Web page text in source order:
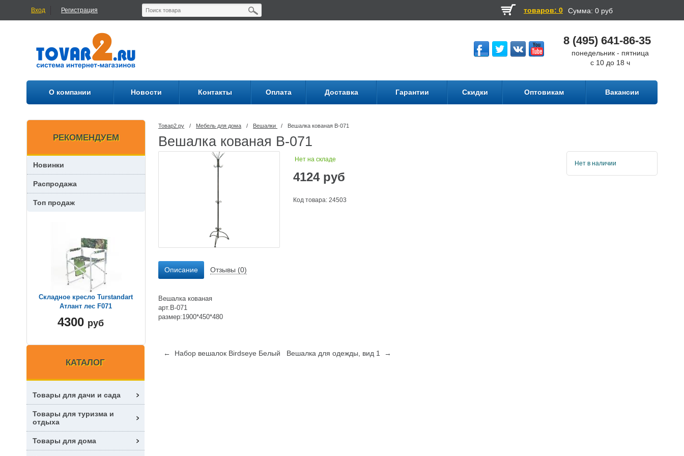
Вход Регистрация товаров: 0 Сумма: 0 руб
8 (495) 641-86-35
понедельник - пятница
с 10 до 18 ч
О компании Новости Контакты Оплата Доставка Гарантии Скидки Оптовикам Вакансии
Товар2.ру / Мебель для дома / Вешалки / Вешалка кованая В-071
Вешалка кованая В-071
Нет на складе
4124руб
Код товара: 24503
Нет в наличии
Описание Отзывы (0)
Вешалка кованая
арт.В-071
размер:1900*450*480
← Набор вешалок Birdseye Белый Вешалка для одежды, вид 1 →
РЕКОМЕНДУЕМ
Новинки
Распродажа
Топ продаж
Складное кресло Turstandart
Атлант лес F071
4300 руб
КАТАЛОГ
Товары для дачи и сада
Товары для туризма и
отдыха
Товары для дома